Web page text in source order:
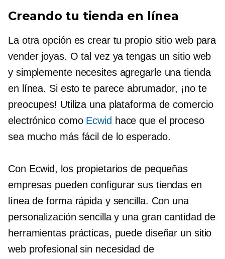
Creando tu tienda en línea
La otra opción es crear tu propio sitio web para
vender joyas. O tal vez ya tengas un sitio web
y simplemente necesites agregarle una tienda
en línea. Si esto te parece abrumador, ¡no te
preocupes! Utiliza una plataforma de comercio
electrónico como Ecwid hace que el proceso
sea mucho más fácil de lo esperado.
Con Ecwid, los propietarios de pequeñas
empresas pueden configurar sus tiendas en
línea de forma rápida y sencilla. Con una
personalización sencilla y una gran cantidad de
herramientas prácticas, puede diseñar un sitio
web profesional sin necesidad de